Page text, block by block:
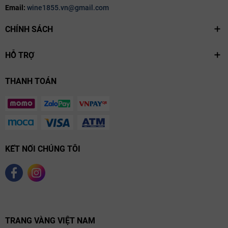
và ủ trong thùng gỗ sồi Pháp. Một phần thùng mới giúp tăng
vời.
Thưởng Thức & Kết Hợp Món Ăn Với Pierre
Email: wine1855.vn@gmail.com
CHÍNH SÁCH
HỖ TRỢ
THANH TOÁN
KẾT NỐI CHÚNG TÔI
TRANG VÀNG VIỆT NAM